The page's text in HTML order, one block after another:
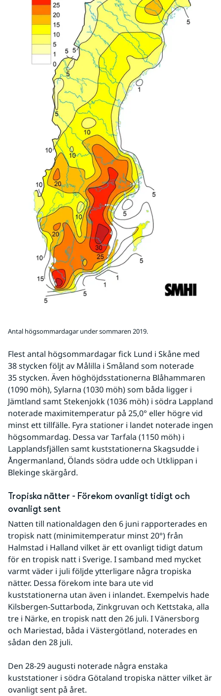
Antal högsommardagar under sommaren 2019.
Flest antal högsommardagar fick Lund i Skåne med
38 stycken följt av Målilla i Småland som noterade
35 stycken. Även höghöjdsstationerna Blåhammaren
(1090 möh), Sylarna (1030 möh) som båda ligger i
Jämtland samt Stekenjokk (1036 möh) i södra Lappland
noterade maximitemperatur på 25,0° eller högre vid
minst ett tillfälle. Fyra stationer i landet noterade ingen
högsommardag. Dessa var Tarfala (1150 möh) i
Lapplandsfjällen samt kuststationerna Skagsudde i
Ångermanland, Ölands södra udde och Utklippan i
Blekinge skärgård.
Tropiska nätter - Förekom ovanligt tidigt och
ovanligt sent
Natten till nationaldagen den 6 juni rapporterades en
tropisk natt (minimitemperatur minst 20°) från
Halmstad i Halland vilket är ett ovanligt tidigt datum
för en tropisk natt i Sverige. I samband med mycket
varmt väder i juli följde ytterligare några tropiska
nätter. Dessa förekom inte bara ute vid
kuststationerna utan även i inlandet. Exempelvis hade
Kilsbergen-Suttarboda, Zinkgruvan och Kettstaka, alla
tre i Närke, en tropisk natt den 26 juli. I Vänersborg
och Mariestad, båda i Västergötland, noterades en
sådan den 28 juli.
Den 28-29 augusti noterade några enstaka
kuststationer i södra Götaland tropiska nätter vilket är
ovanligt sent på året.